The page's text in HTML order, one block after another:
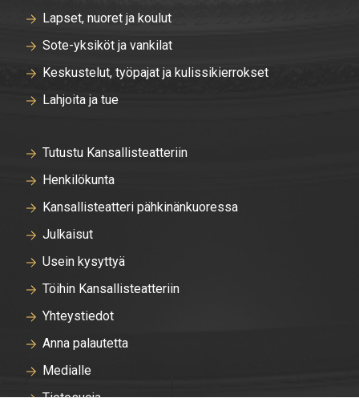
Lapset, nuoret ja koulut
Sote-yksiköt ja vankilat
Keskustelut, työpajat ja kulissikierrokset
Lahjoita ja tue
Tutustu Kansallisteatteriin
Henkilökunta
Kansallisteatteri pähkinänkuoressa
Julkaisut
Usein kysyttyä
Töihin Kansallisteatteriin
Yhteystiedot
Anna palautetta
Medialle
Tietosuoja